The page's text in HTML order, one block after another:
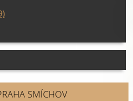
SMÍCHOV